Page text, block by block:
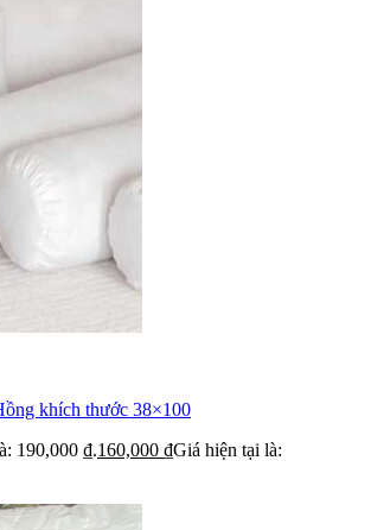
khích thước 38×100
190,000 ₫.160,000 ₫Giá hiện tại là: